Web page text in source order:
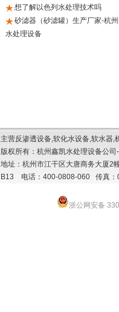
想了解以色列水处理技术吗
砂滤器（砂滤罐）生产厂家-杭
水处理设备
主营反渗透设备,软化水设备,软水器
版权所有：杭州鑫凯水处理设备公
地址：杭州市江干区大唐商务大厦2
B13 电话：400-0808-060 传真：
浙公网安备